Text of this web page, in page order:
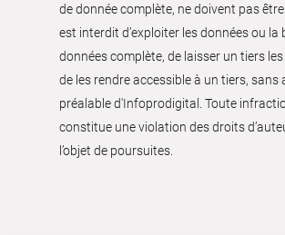
de donnée complète, ne doivent pas
est interdit d’exploiter les données ou la
données complète, de laisser un tiers
de les rendre accessible à un tiers, sans
préalable d'Infoprodigital. Toute
constitue une violation des droits
l’objet de poursuites.